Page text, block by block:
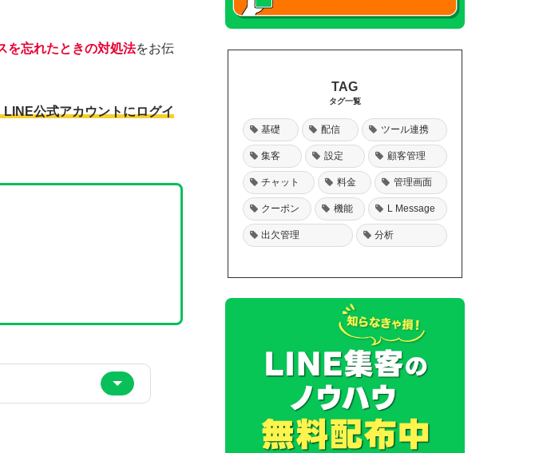
を忘れたときの対処法をお伝
公式アカウントにログイ
タグ一覧
基礎 配信 ツール連携
集客 設定 顧客管理
チャット 料金 管理画面
クーポン 機能 L Message
出欠管理 分析